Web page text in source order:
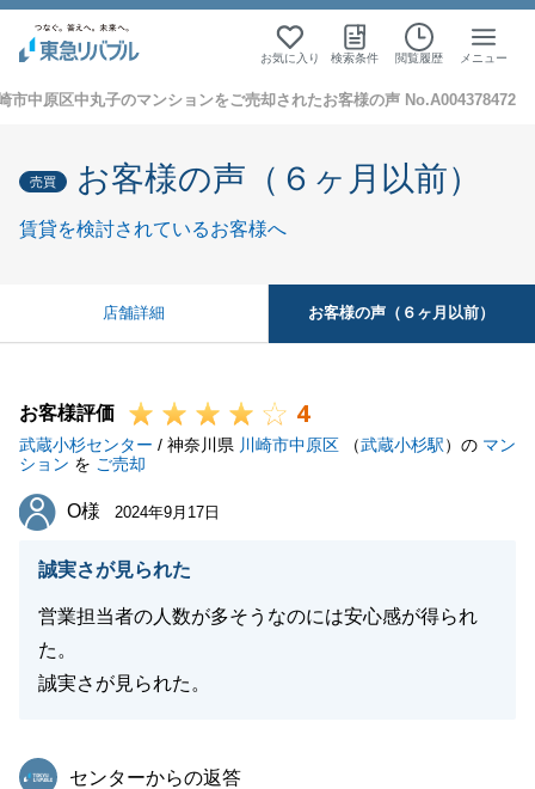
お気に入り 検索条件 閲覧履歴 メニュー
市中原区中丸子のマンションをご売却されたお客様の声 No.A004378472
売買 お客様の声（６ヶ月以前）
賃貸を検討されているお客様へ
店舗詳細 お客様の声（６ヶ月以前）
お客様評価 4
武蔵小杉センター / 神奈川県 川崎市中原区 （武蔵小杉駅）の マン
ション を ご売却
O様
O様 2024年9月17日
誠実さが見られた
営業担当者の人数が多そうなのには安心感が得られ
た。
誠実さが見られた。
東急リバブル
センターからの返答